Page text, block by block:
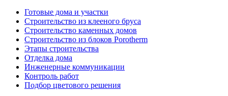
Готовые дома и участки
Строительство из клееного бруса
Строительство каменных домов
Строительство из блоков Porotherm
Этапы строительства
Отделка дома
Инженерные коммуникации
Контроль работ
Подбор цветового решения